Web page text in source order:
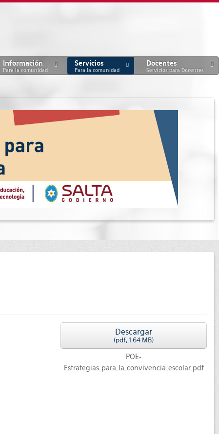
Información
Para la comunidad
Servicios
Para la comunidad
Docentes
Servicios para Docentes
Descargar
(pdf, 1.64 MB)
POE-
Estrategias_para_la_convivencia_escolar.pdf